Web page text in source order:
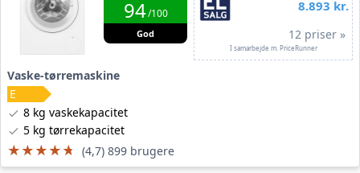
94/100
God
8.893 kr.
12 priser »
I samarbejde m. PriceRunner
Vaske-tørremaskine
8 kg vaskekapacitet
5 kg tørrekapacitet
★★★★★
★★★★★ (4,7) 899 brugere